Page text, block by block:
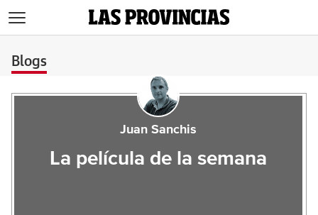
Blogs
Juan Sanchis
La película de la semana